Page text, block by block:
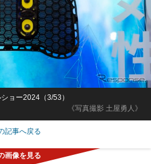
《写真撮影 土屋勇人》
ョー2024（3/53）
記事へ戻る